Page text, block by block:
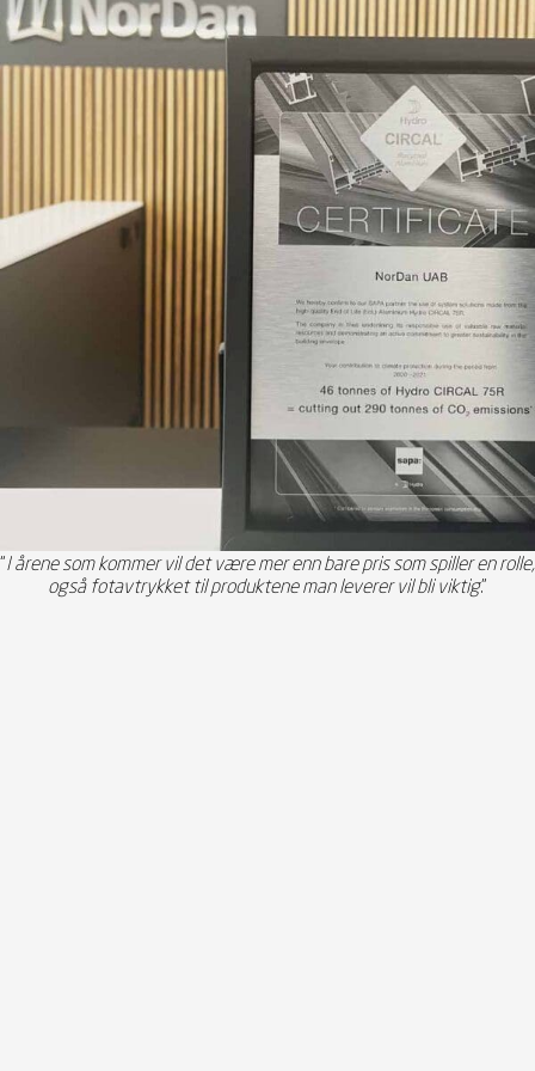
“I årene som kommer vil det være mer enn bare pris som spiller en rolle,
også fotavtrykket til produktene man leverer vil bli viktig.”